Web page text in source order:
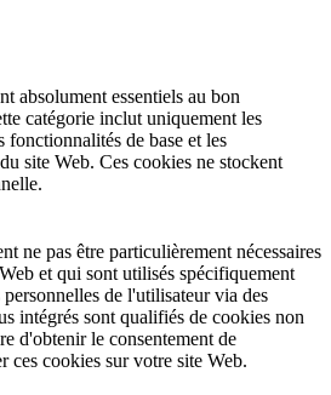
absolument essentiels au bon
catégorie inclut uniquement les
fonctionnalités de base et les
site Web. Ces cookies ne stockent
ne pas être particulièrement nécessaires
et qui sont utilisés spécifiquement
de l'utilisateur via des
intégrés sont qualifiés de cookies non
d'obtenir le consentement de
ces cookies sur votre site Web.